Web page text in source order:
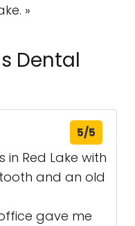
»
Dental
5/5
in Red Lake with
and an old
gave me